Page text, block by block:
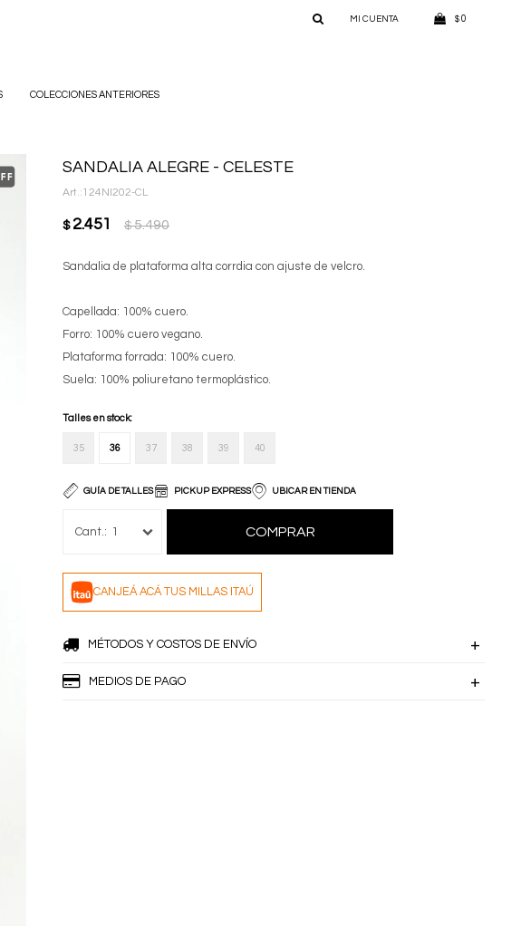
COLECCIONES ANTERIORES
$ 0
SANDALIA ALEGRE - CELESTE
124NI202-CL
$ 2.451 $ 5.490
Sandalia de plataforma alta corrdia con ajuste de velcro.
Capellada: 100% cuero.
Forro: 100% cuero vegano.
Plataforma forrada: 100% cuero.
Suela: 100% poliuretano termoplástico.
Talles en stock:
35 36 37 38 39 40
GUÍA DE TALLES PICKUP EXPRESS UBICAR EN TIENDA
1 COMPRAR
CANJEÁ ACÁ TUS MILLAS ITAÚ
MÉTODOS Y COSTOS DE ENVÍO
MEDIOS DE PAGO